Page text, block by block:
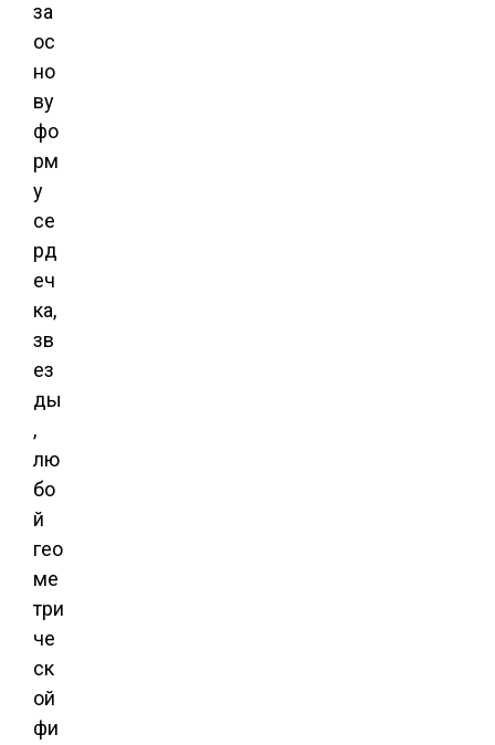
за
ос
но
ву
фо
рм
у
се
рд
еч
ка,
зв
ез
ды
,
лю
бо
й
гео
ме
три
че
ск
ой
фи